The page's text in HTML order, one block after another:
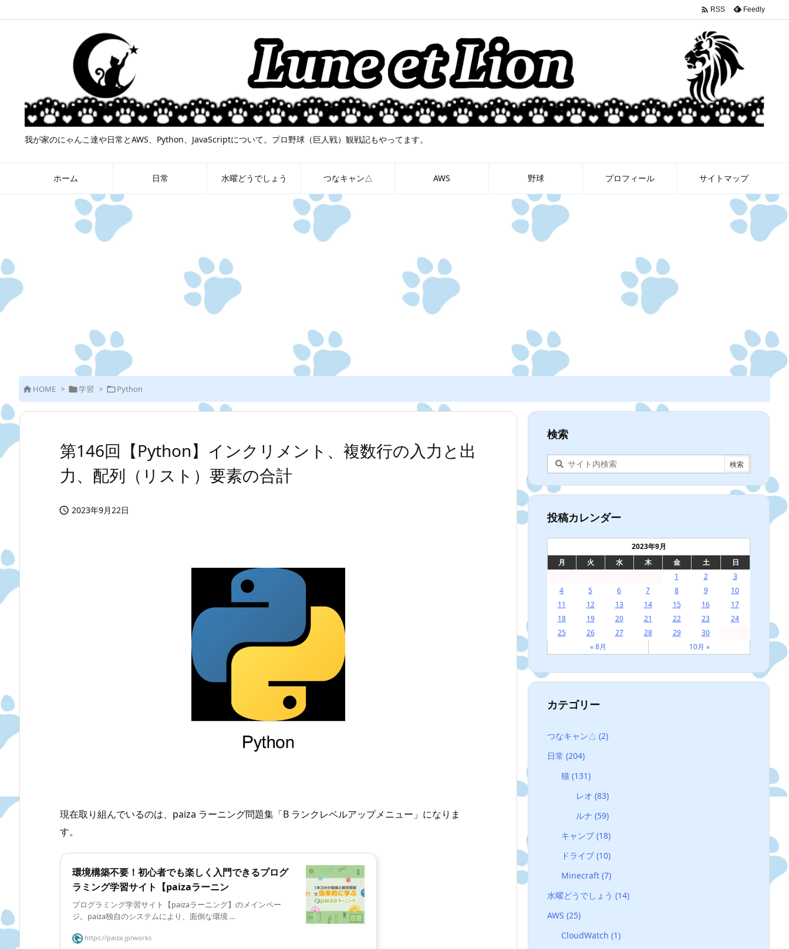
我が家のにゃんこ達や日常とAWS、Python、JavaScriptについて。プロ野球（巨人戦）観戦記もやってます。
ホーム 日常 水曜どうでしょう つなキャン△ AWS 野球 プロフィール サイトマップ
 RSS Feedly
 HOME > 学習 > Python
第146回【Python】インクリメント、複数行の入力と出
力、配列（リスト）要素の合計
 2023年9月22日
現在取り組んでいるのは、paiza ラーニング問題集「B ランクレベルアップメニュー」になりま
す。
環境構築不要！初心者でも楽しく入門できるプログ
ラミング学習サイト【paizaラーニン
プログラミング学習サイト【paizaラーニング】のメインペー
ジ。paiza独自のシステムにより、面倒な環境 ...
https://paiza.jp/works
検索
投稿カレンダー
2023年9月
月
火 水 木 金 土
日
1
2
3
4
5 6 7 8 9
10
11
12 13 14 15 16
17
18
19 20 21 22 23
24
25
26 27 28 29
30
« 8月
10月 »
カテゴリー
つなキャン△ (2)
日常 (204)
猫(131)
レオ (83)
ルナ (59)
キャンプ(18)
ドライブ(10)
Minecraft(7)
水曜どうでしょう (14)
AWS (25)
CloudWatch(1)